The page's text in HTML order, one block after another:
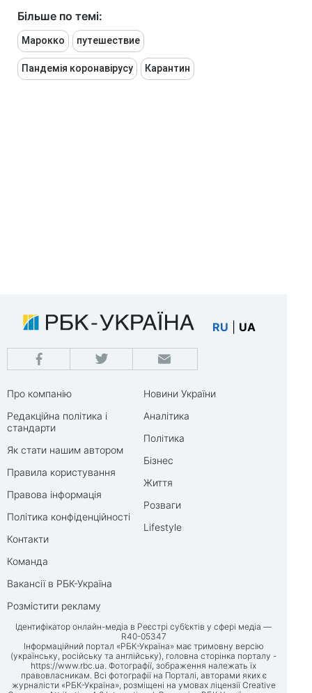
Більше по темі:
Марокко путешествие
Пандемія коронавірусу Карантин
RU UA
Про компанію
Редакційна політика і
стандарти
Як стати нашим автором
Правила користування
Правова інформація
Політика конфіденційності
Контакти
Команда
Вакансії в РБК-Україна
Розмістити рекламу
Новини України
Аналітика
Політика
Бізнес
Життя
Розваги
Lifestyle
Ідентифікатор онлайн-медіа в Реєстрі суб’єктів у сфері медіа —
R40-05347
Інформаційний портал «РБК-Україна» має тримовну версію
(українську, російську та англійську), головна сторінка порталу -
https://www.rbc.ua . Фотографії, зображення належать їх
правовласникам. Всі фотографії на Порталі, авторами яких є
журналісти «РБК-Україна», розміщені на умовах ліцензії Creative